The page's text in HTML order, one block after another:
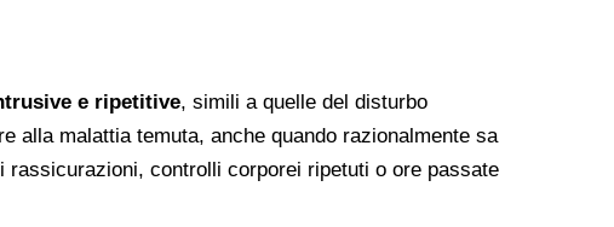
e ripetitive, simili a quelle del disturbo
alla malattia temuta, anche quando razionalmente sa
rassicurazioni, controlli corporei ripetuti o ore passate